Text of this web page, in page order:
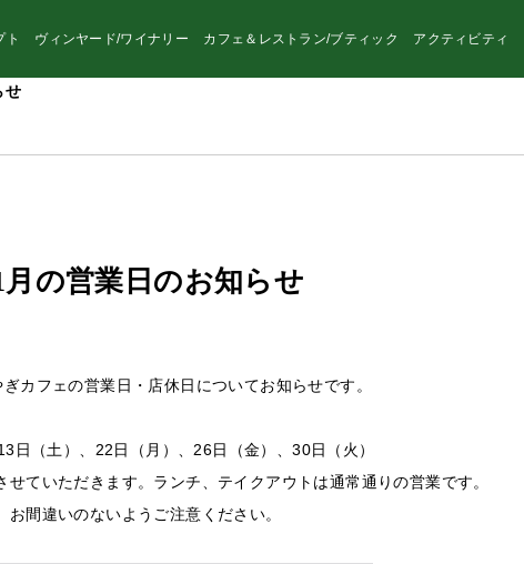
ト ヴィンヤード/ワイナリー カフェ＆レストラン/ブティック アクティビティ
せ
月の営業日のお知らせ
カフェの営業日・店休日についてお知らせです。
日（土）、22日（月）、26日（金）、30日（火）
せていただきます。ランチ、テイクアウトは通常通りの営業です。
間違いのないようご注意ください。